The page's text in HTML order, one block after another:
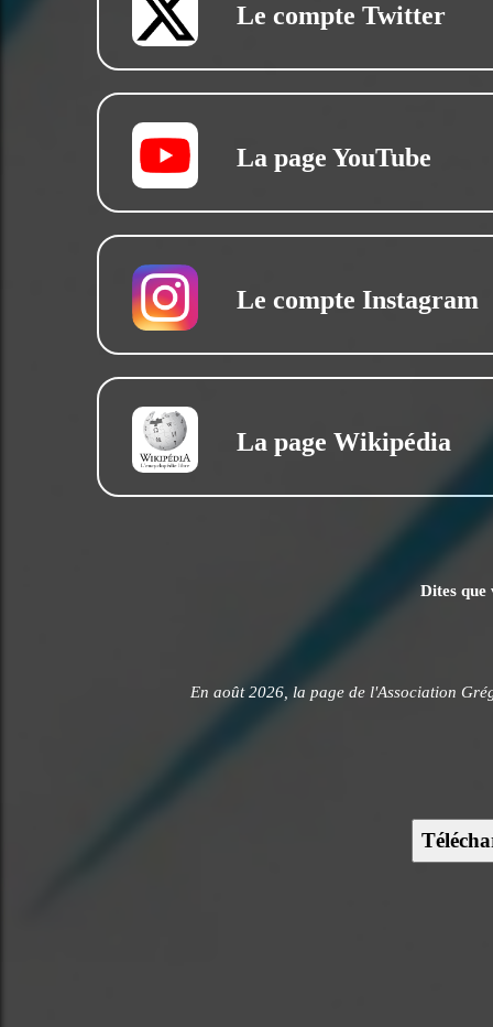
Le compte Twitter
La page YouTube
Le compte Instagram
La page Wikipédia
Dites que
En août 2026, la page de l'Association